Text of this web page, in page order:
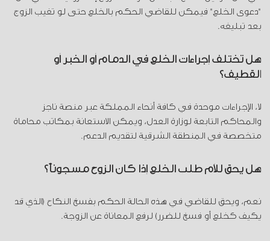
"دعوى الخلع" فيمكن للقاضي الحكم بالخلع حتى لو تغيب الزوج
بعد تبليغه.
هل تختلف إجراءات الخلع في الدمام أو الخبر أو
القطيف؟
لا، الإجراءات موحدة في كافة أنحاء المملكة عبر منصة ناجز
والمحاكم التابعة لوزارة العدل، ويمكن الاستعانة بمكاتب محاماة
متخصصة في المنطقة الشرقية لتقديم الدعم.
هل يحق للأم طلب الخلع إذا كان الزوج مسجوناً؟
نعم، ويحق للقاضي في هذه الحالة الحكم بفسخ النكاح (الذي قد
يكيف كخلع أو فسخ للضرر) لرفع المعاناة عن الزوجة.